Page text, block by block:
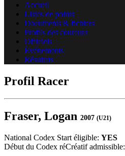
Accueil
Listes de points
Documents & fichiers
Profils des coureurs
Officiels
Événements
Résultats
Profil Racer
Fraser, Logan 2007 (U21)
National Codex Start éligible: YES
Début du Codex réCréatif admissible: